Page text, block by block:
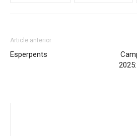
Article anterior
Esperpents